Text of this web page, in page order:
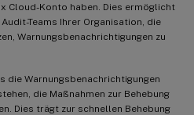
Cloud-Konto haben. Dies ermöglicht
Teams Ihrer Organisation, die
Warnungsbenachrichtigungen zu
die Warnungsbenachrichtigungen
die Maßnahmen zur Behebung
Dies trägt zur schnellen Behebung